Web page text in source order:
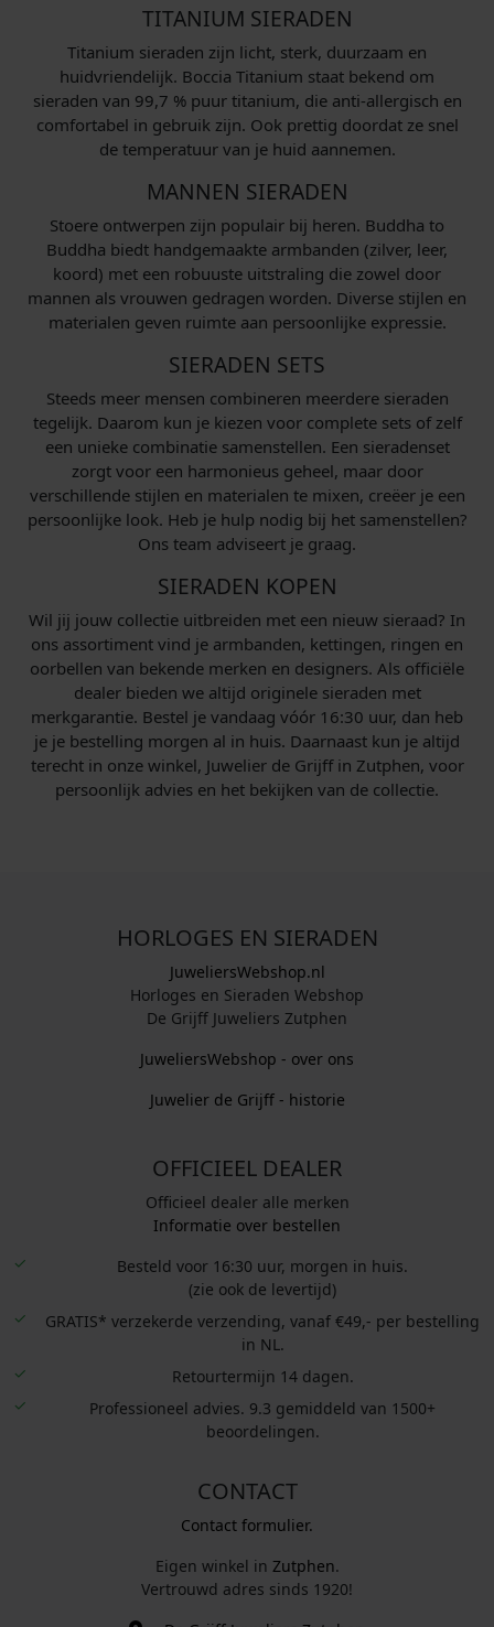
TITANIUM SIERADEN
Titanium sieraden zijn licht, sterk, duurzaam en
huidvriendelijk. Boccia Titanium staat bekend om
sieraden van 99,7 % puur titanium, die anti-allergisch en
comfortabel in gebruik zijn. Ook prettig doordat ze snel
de temperatuur van je huid aannemen.
MANNEN SIERADEN
Stoere ontwerpen zijn populair bij heren. Buddha to
Buddha biedt handgemaakte armbanden (zilver, leer,
koord) met een robuuste uitstraling die zowel door
mannen als vrouwen gedragen worden. Diverse stijlen en
materialen geven ruimte aan persoonlijke expressie.
SIERADEN SETS
Steeds meer mensen combineren meerdere sieraden
tegelijk. Daarom kun je kiezen voor complete sets of zelf
een unieke combinatie samenstellen. Een sieradenset
zorgt voor een harmonieus geheel, maar door
verschillende stijlen en materialen te mixen, creëer je een
persoonlijke look. Heb je hulp nodig bij het samenstellen?
Ons team adviseert je graag.
SIERADEN KOPEN
Wil jij jouw collectie uitbreiden met een nieuw sieraad? In
ons assortiment vind je armbanden, kettingen, ringen en
oorbellen van bekende merken en designers. Als officiële
dealer bieden we altijd originele sieraden met
merkgarantie. Bestel je vandaag vóór 16:30 uur, dan heb
je je bestelling morgen al in huis. Daarnaast kun je altijd
terecht in onze winkel, Juwelier de Grijff in Zutphen, voor
persoonlijk advies en het bekijken van de collectie.
HORLOGES EN SIERADEN
JuweliersWebshop.nl
Horloges en Sieraden Webshop
De Grijff Juweliers Zutphen
JuweliersWebshop - over ons
Juwelier de Grijff - historie
OFFICIEEL DEALER
Officieel dealer alle merken
Informatie over bestellen
Besteld voor 16:30 uur, morgen in huis.
(zie ook de levertijd)
GRATIS* verzekerde verzending, vanaf €49,- per bestelling
in NL.
Retourtermijn 14 dagen.
Professioneel advies. 9.3 gemiddeld van 1500+
beoordelingen.
CONTACT
Contact formulier.
Eigen winkel in Zutphen.
Vertrouwd adres sinds 1920!